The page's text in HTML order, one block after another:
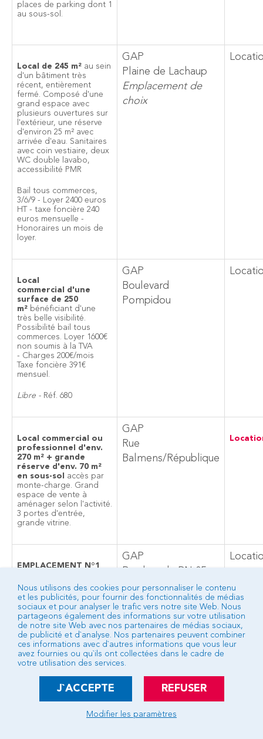
places de parking dont 1
au sous-sol.
Local de 245 m² au sein
d'un bâtiment très
récent, entièrement
fermé. Composé d'une
grand espace avec
plusieurs ouvertures sur
l'extérieur, une réserve
d'environ 25 m² avec
arrivée d'eau. Sanitaires
avec coin vestiaire, deux
WC double lavabo,
accessibilité PMR
Bail tous commerces,
3/6/9 - Loyer 2400 euros
HT - taxe foncière 240
euros mensuelle -
Honoraires un mois de
loyer.
GAP
Plaine de Lachaup
Emplacement de
choix
Local
commercial d'une
surface de 250
m² bénéficiant d'une
très belle visibilité.
Possibilité bail tous
commerces. Loyer 1600€
non soumis à la TVA
- Charges 200€/mois
Taxe foncière 391€
mensuel.
Libre - Réf. 680
GAP
Boulevard
Pompidou
Local commercial ou
professionnel d'env.
270 m² + grande
réserve d'env. 70 m²
en sous-sol accès par
monte-charge. Grand
espace de vente à
aménager selon l'activité.
3 portes d'entrée,
grande vitrine.
GAP
Rue
Balmens/République
EMPLACEMENT N°1
Très beau local
commercial, d'une
superficie de 288 m²
environau sein d'un
ensemble récent, il se
compose d'une partie
magasin, réserve,
bureau et
sanitaire. Extérieur et
Bâtiment entièrement
Loyer 2800 HT - Foncier
290 euros par mois.- Bail
GAP
Bordure de RN 85
Nous utilisons des cookies pour personnaliser le contenu
et les publicités, pour fournir des fonctionnalités de médias
sociaux et pour analyser le trafic vers notre site Web. Nous
partageons également des informations sur votre utilisation
de notre site Web avec nos partenaires de médias sociaux,
de publicité et d`analyse. Nos partenaires peuvent combiner
ces informations avec d`autres informations que vous leur
avez fournies ou qu`ils ont collectées dans le cadre de
votre utilisation des services.
REFUSER
J`ACCEPTE
Modifier les paramètres